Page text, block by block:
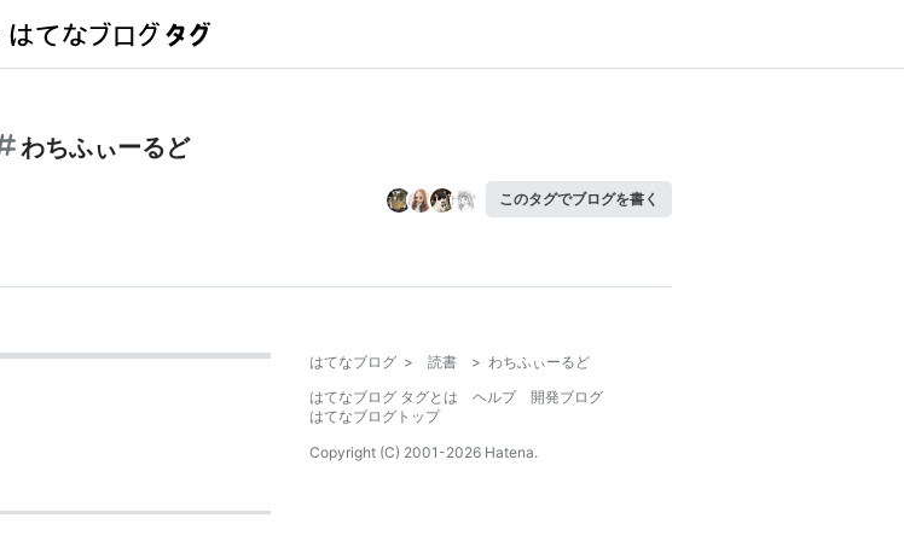
わちふぃーるど
このタグでブログを書く
はてなブログ > 読書 > わちふぃーるど
はてなブログ タグとは
ヘルプ
開発ブログ
はてなブログトップ
Copyright (C) 2001-2026 Hatena.